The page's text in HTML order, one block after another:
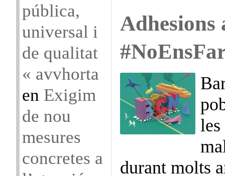
pública,
universal i
de qualitat
« avvhorta
en Exigim
de nou
mesures
concretes a
Adhesions
les
durant molts